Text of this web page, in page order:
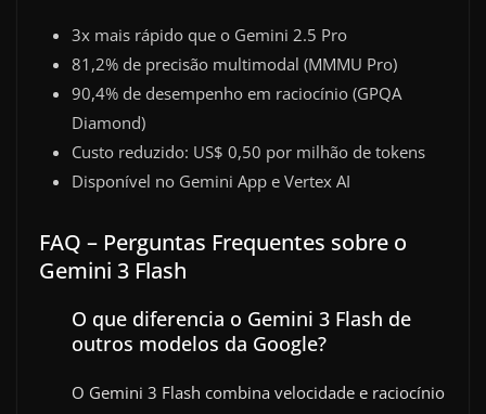
3x mais rápido que o Gemini 2.5 Pro
81,2% de precisão multimodal (MMMU Pro)
90,4% de desempenho em raciocínio (GPQA
Diamond)
Custo reduzido: US$ 0,50 por milhão de tokens
Disponível no Gemini App e Vertex AI
FAQ – Perguntas Frequentes sobre o
Gemini 3 Flash
O que diferencia o Gemini 3 Flash de
outros modelos da Google?
O Gemini 3 Flash combina velocidade e raciocínio